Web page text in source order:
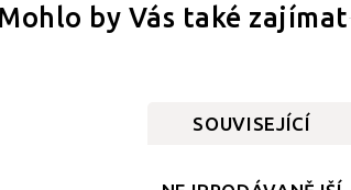
Mohlo by Vás také zajímat
SOUVISEJÍCÍ